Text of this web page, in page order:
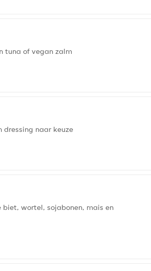
tuna of vegan zalm
dressing naar keuze
biet, wortel, sojabonen, mais en